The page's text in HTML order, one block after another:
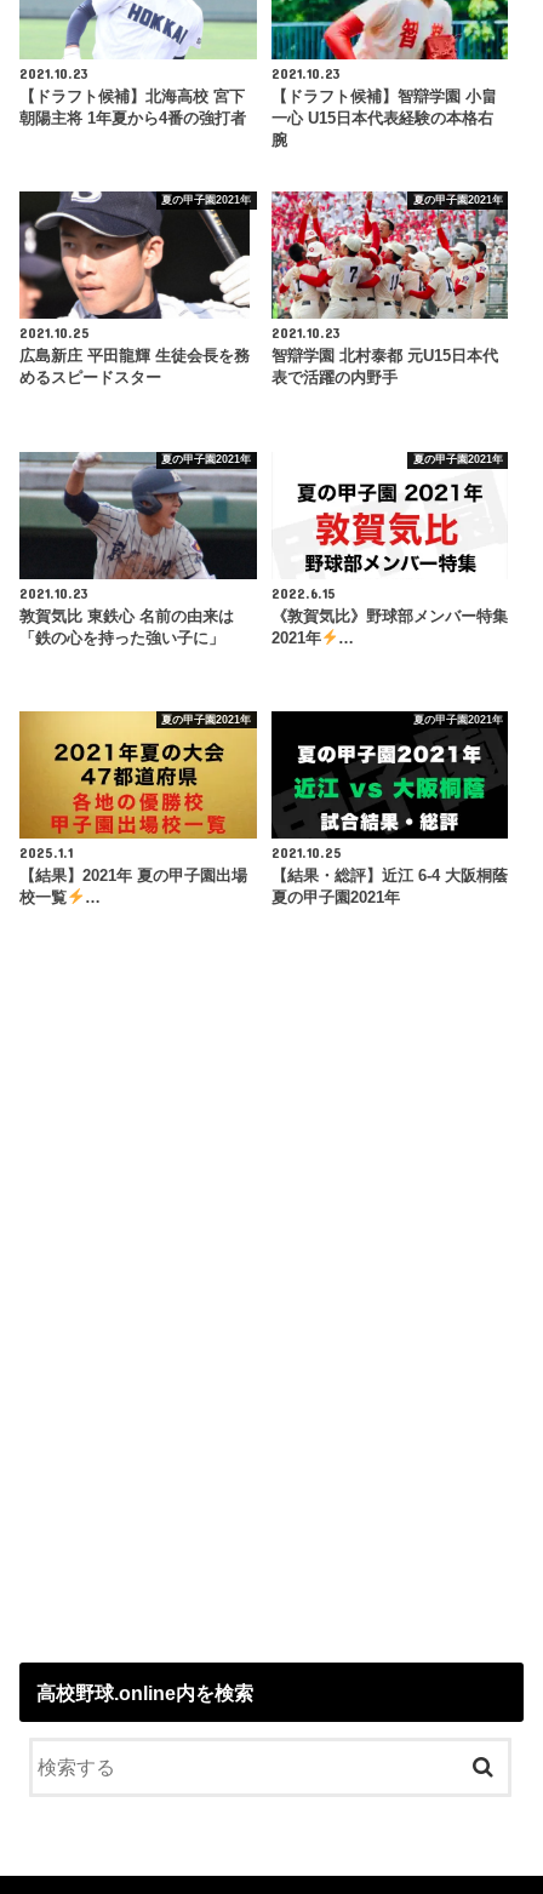
2021.10.23
【ドラフト候補】北海高校 宮下
朝陽主将 1年夏から4番の強打者
2021.10.23
【ドラフト候補】智辯学園 小畠
一心 U15日本代表経験の本格右
腕
夏の甲子園2021年
2021.10.25
広島新庄 平田龍輝 生徒会長を務
めるスピードスター
夏の甲子園2021年
2021.10.23
智辯学園 北村泰都 元U15日本代
表で活躍の内野手
夏の甲子園2021年
2021.10.23
敦賀気比 東鉄心 名前の由来は
「鉄の心を持った強い子に」
夏の甲子園2021年
2022.6.15
《敦賀気比》野球部メンバー特集
2021年
…
夏の甲子園2021年
2025.1.1
【結果】2021年 夏の甲子園出場
校一覧
…
夏の甲子園2021年
2021.10.25
【結果・総評】近江 6-4 大阪桐蔭
夏の甲子園2021年
高校野球.online内を検索